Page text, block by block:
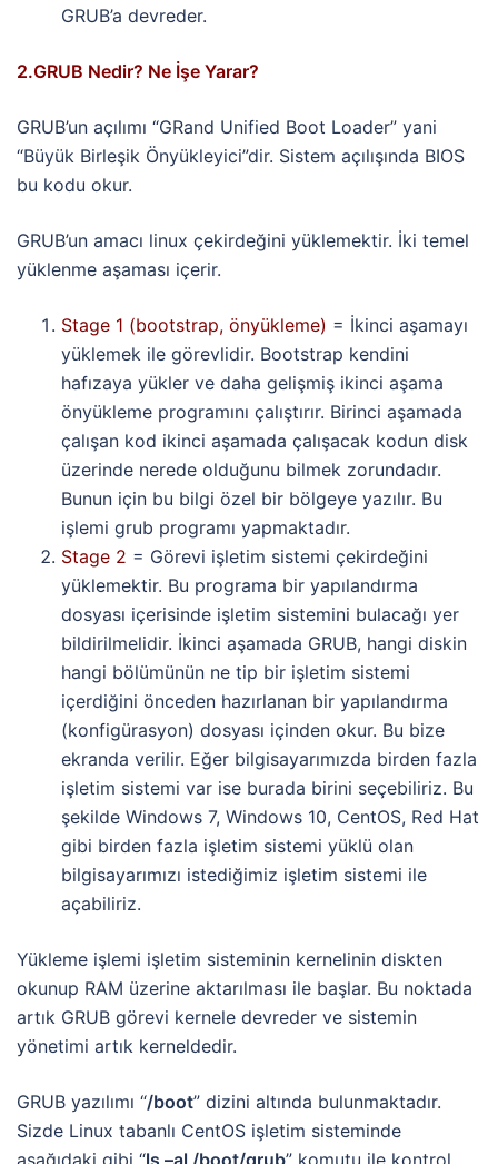
GRUB’a devreder.
2.GRUB Nedir? Ne İşe Yarar?
GRUB’un açılımı “GRand Unified Boot Loader” yani
“Büyük Birleşik Önyükleyici”dir. Sistem açılışında BIOS
bu kodu okur.
GRUB’un amacı linux çekirdeğini yüklemektir. İki temel
yüklenme aşaması içerir.
Stage 1 (bootstrap, önyükleme) = İkinci aşamayı
yüklemek ile görevlidir. Bootstrap kendini
hafızaya yükler ve daha gelişmiş ikinci aşama
önyükleme programını çalıştırır. Birinci aşamada
çalışan kod ikinci aşamada çalışacak kodun disk
üzerinde nerede olduğunu bilmek zorundadır.
Bunun için bu bilgi özel bir bölgeye yazılır. Bu
işlemi grub programı yapmaktadır.
Stage 2 = Görevi işletim sistemi çekirdeğini
yüklemektir. Bu programa bir yapılandırma
dosyası içerisinde işletim sistemini bulacağı yer
bildirilmelidir. İkinci aşamada GRUB, hangi diskin
hangi bölümünün ne tip bir işletim sistemi
içerdiğini önceden hazırlanan bir yapılandırma
(konfigürasyon) dosyası içinden okur. Bu bize
ekranda verilir. Eğer bilgisayarımızda birden fazla
işletim sistemi var ise burada birini seçebiliriz. Bu
şekilde Windows 7, Windows 10, CentOS, Red Hat
gibi birden fazla işletim sistemi yüklü olan
bilgisayarımızı istediğimiz işletim sistemi ile
açabiliriz.
Yükleme işlemi işletim sisteminin kernelinin diskten
okunup RAM üzerine aktarılması ile başlar. Bu noktada
artık GRUB görevi kernele devreder ve sistemin
yönetimi artık kerneldedir.
GRUB yazılımı “/boot” dizini altında bulunmaktadır.
Sizde Linux tabanlı CentOS işletim sisteminde